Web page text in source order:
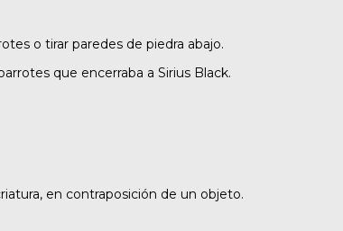
o tirar paredes de piedra abajo.
que encerraba a Sirius Black.
en contraposición de un objeto.